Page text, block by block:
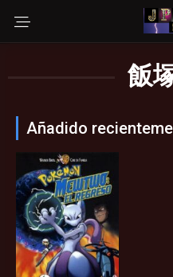
飯
Añadido